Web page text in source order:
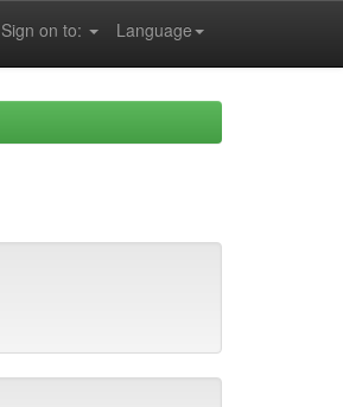
Language
Sign on to: